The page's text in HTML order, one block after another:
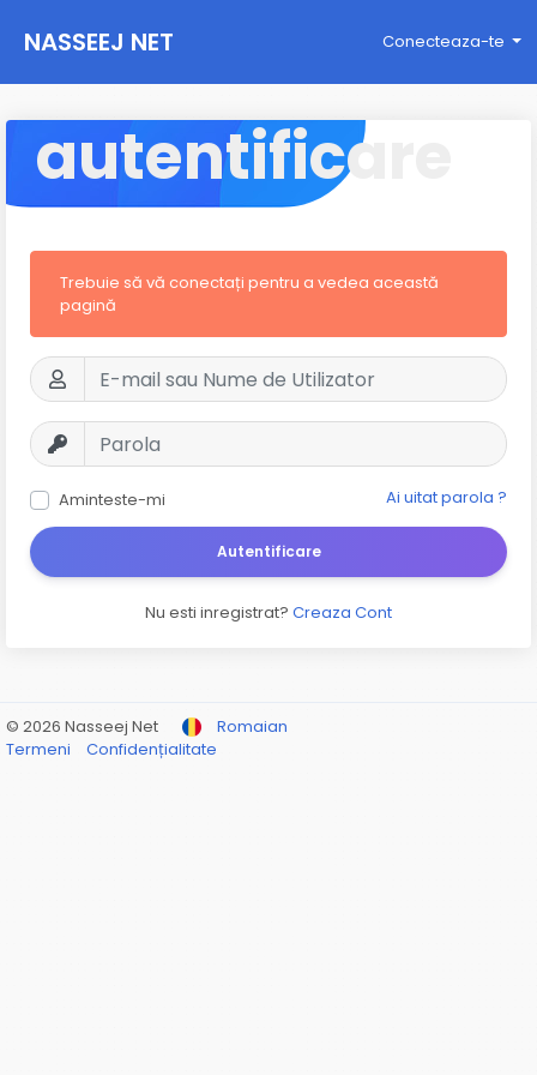
NASSEEJ NET Conecteaza-te
autentificare
Trebuie să vă conectați pentru a vedea această
pagină
Aminteste-mi Ai uitat parola ?
Autentificare
Nu esti inregistrat? Creaza Cont
© 2026 Nasseej Net
Romaian
Termeni
Confidențialitate